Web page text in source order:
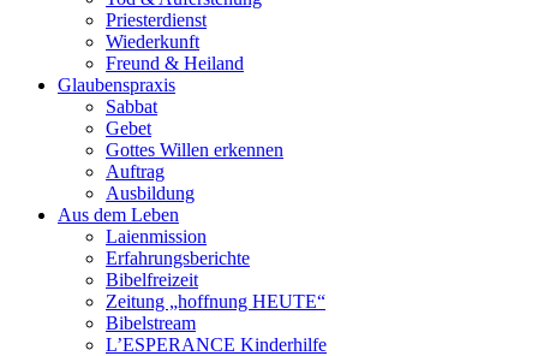
Priesterdienst
Wiederkunft
Freund & Heiland
Glaubenspraxis
Sabbat
Gebet
Gottes Willen erkennen
Auftrag
Ausbildung
Aus dem Leben
Laienmission
Erfahrungsberichte
Bibelfreizeit
Zeitung „hoffnung HEUTE“
Bibelstream
L’ESPERANCE Kinderhilfe